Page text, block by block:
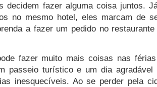
decidem fazer alguma coisa juntos.
no mesmo hotel, eles marcam de
a fazer um pedido no
fazer muito mais coisas nas
passeio turístico e um dia agradável
inesquecíveis. Ao se perder pela